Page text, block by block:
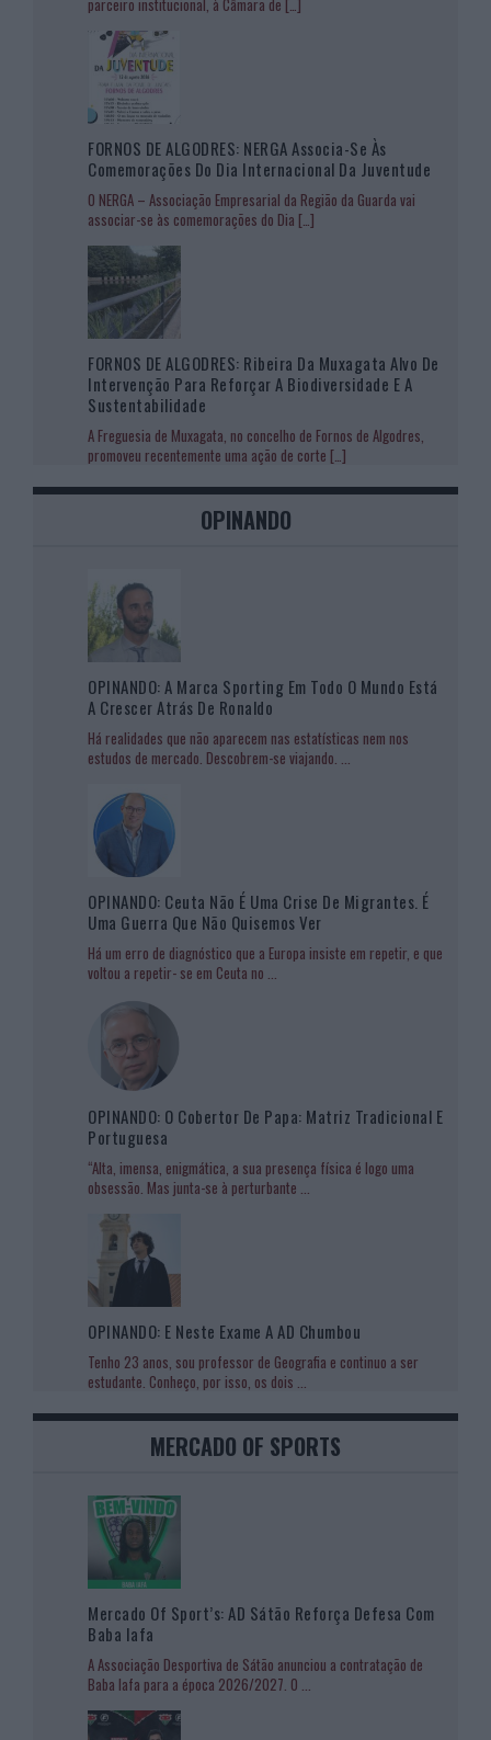
FORNOS DE ALGODRES: NERGA Associa-Se Às
Comemorações Do Dia Internacional Da Juventude
O NERGA – Associação Empresarial da Região da Guarda vai
associar-se às comemorações do Dia […]
FORNOS DE ALGODRES: Ribeira Da Muxagata Alvo De
Intervenção Para Reforçar A Biodiversidade E A
Sustentabilidade
A Freguesia de Muxagata, no concelho de Fornos de Algodres,
promoveu recentemente uma ação de corte […]
OPINANDO
OPINANDO: A Marca Sporting Em Todo O Mundo Está
A Crescer Atrás De Ronaldo
Há realidades que não aparecem nas estatísticas nem nos
estudos de mercado. Descobrem-se viajando.
OPINANDO: Ceuta Não É Uma Crise De Migrantes. É
Uma Guerra Que Não Quisemos Ver
Há um erro de diagnóstico que a Europa insiste em repetir, e que
voltou a repetir- se em Ceuta no
OPINANDO: O Cobertor De Papa: Matriz Tradicional E
Portuguesa
“Alta, imensa, enigmática, a sua presença física é logo uma
obsessão. Mas junta-se à perturbante
OPINANDO: E Neste Exame A AD Chumbou
Tenho 23 anos, sou professor de Geografia e continuo a ser
estudante. Conheço, por isso, os dois
MERCADO OF SPORTS
Mercado Of Sport’s: AD Sátão Reforça Defesa Com
Baba Iafa
A Associação Desportiva de Sátão anunciou a contratação de
Baba Iafa para a época 2026/2027. O